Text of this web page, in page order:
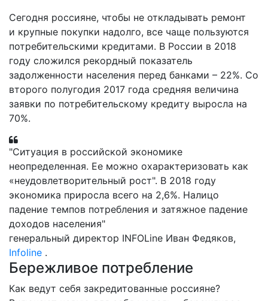
Сегодня россияне, чтобы не откладывать ремонт
и крупные покупки надолго, все чаще пользуются
потребительскими кредитами. В России в 2018
году сложился рекордный показатель
задолженности населения перед банками – 22%. Со
второго полугодия 2017 года средняя величина
заявки по потребительскому кредиту выросла на
70%.
"Ситуация в российской экономике
неопределенная. Ее можно охарактеризовать как
«неудовлетворительный рост". В 2018 году
экономика приросла всего на 2,6%. Налицо
падение темпов потребления и затяжное падение
доходов населения"
генеральный директор INFOLine Иван Федяков,
Infoline .
Бережливое потребление
Как ведут себя закредитованные россияне?